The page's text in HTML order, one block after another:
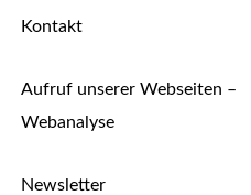
Kontakt
Aufruf unserer Webseiten –
Webanalyse
Newsletter